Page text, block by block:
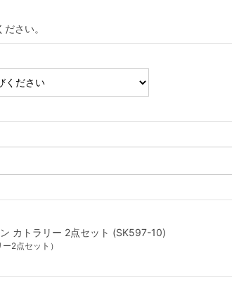
さい。
カトラリー 2点セット (SK597-10)
ー2点セット）